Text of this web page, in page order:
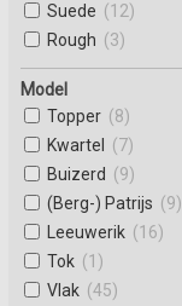
Suede (12)
Rough (3)
Model
Topper (8)
Kwartel
(7)
Buizerd (9)
(Berg-) Patrijs (9)
Leeuwerik (16)
Tok (1)
Vlak (45)